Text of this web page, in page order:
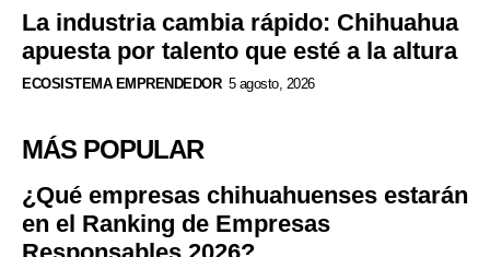
La industria cambia rápido: Chihuahua
apuesta por talento que esté a la altura
ECOSISTEMA EMPRENDEDOR 5 agosto, 2026
MÁS POPULAR
¿Qué empresas chihuahuenses estarán
en el Ranking de Empresas
Responsables 2026?